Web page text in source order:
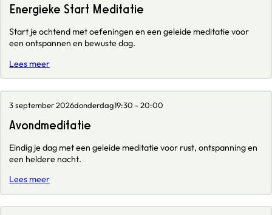
Energieke Start Meditatie
Start je ochtend met oefeningen en een geleide meditatie voor
een ontspannen en bewuste dag.
Lees meer
3 september 2026donderdag19:30 - 20:00
Avondmeditatie
Eindig je dag met een geleide meditatie voor rust, ontspanning en
een heldere nacht.
Lees meer